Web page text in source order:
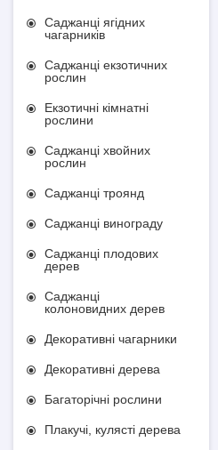
Саджанці ягідних
чагарників
Саджанці екзотичних
рослин
Екзотичні кімнатні
рослини
Саджанці хвойних
рослин
Саджанці троянд
Саджанці винограду
Саджанці плодових
дерев
Саджанці
колоновидних дерев
Декоративні чагарники
Декоративні дерева
Багаторічні рослини
Плакучі, кулясті дерева